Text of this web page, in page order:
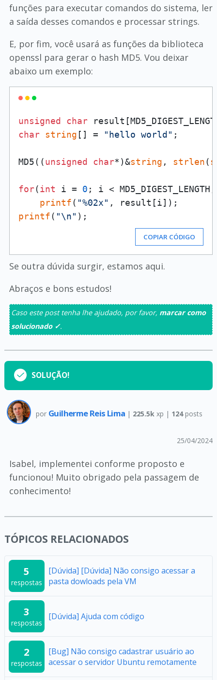
funções para executar comandos do sistema, ler
a saída desses comandos e processar strings.
E, por fim, você usará as funções da biblioteca
openssl para gerar o hash MD5. Vou deixar
abaixo um exemplo:
unsigned
char
char string [] = "hello world" ;
MD5((unsigned char*)&string , strlen(
for(int i = 0 ; i <
printf( "%02x"
printf( "\n"
COPIAR CÓDIGO
Se outra dúvida surgir, estamos aqui.
Abraços e bons estudos!
Caso este post tenha lhe ajudado, por favor, marcar como
solucionado ✓.
SOLUÇÃO!
por Guilherme Reis Lima | 225.5k xp | 124posts
25/04/2024
Isabel, implementei conforme proposto e
funcionou! Muito obrigado pela passagem de
conhecimento!
TÓPICOS RELACIONADOS
5
respostas
[Dúvida] [Dúvida] Não consigo acessar a
pasta dowloads pela VM
3
respostas
[Dúvida] Ajuda com código
2
respostas
[Bug] Não consigo cadastrar usuário ao
acessar o servidor Ubuntu remotamente